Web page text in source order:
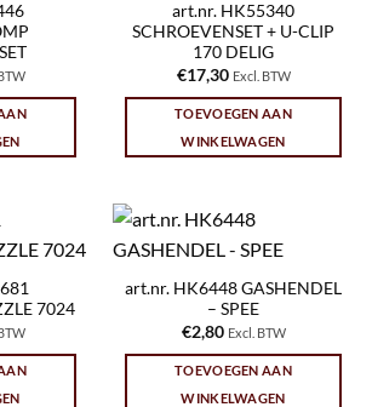
art.nr. HK55340
SCHROEVENSET + U-CLIP
170 DELIG
€17,30 Excl. BTW
TOEVOEGEN AAN
WINKELWAGEN
7024
art.nr. HK6448 GASHENDEL
– SPEE
€2,80 Excl. BTW
TOEVOEGEN AAN
WINKELWAGEN